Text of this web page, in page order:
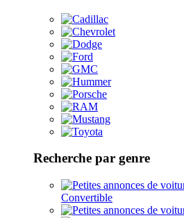
Recherche par genre
Convertible